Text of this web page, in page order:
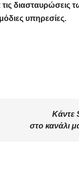
υπηρεσίες.
Κάντε
στο κανάλι